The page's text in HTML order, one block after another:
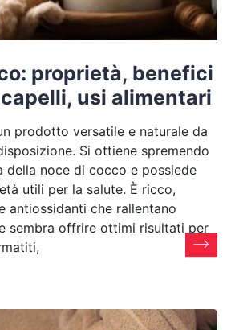
proprietà, benefici
usi alimentari
prodotto versatile e naturale da
Si ottiene spremendo
della noce di cocco e possiede
utili per la salute. È ricco,
antiossidanti che rallentano
sembra offrire ottimi risultati per